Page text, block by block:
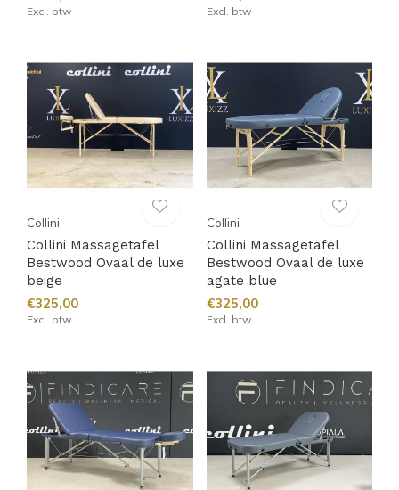
Excl. btw Excl. btw
Collini
Collini Massagetafel
Bestwood Ovaal de luxe
beige
€325,00
Excl. btw
Collini
Collini Massagetafel
Bestwood Ovaal de luxe
agate blue
€325,00
Excl. btw